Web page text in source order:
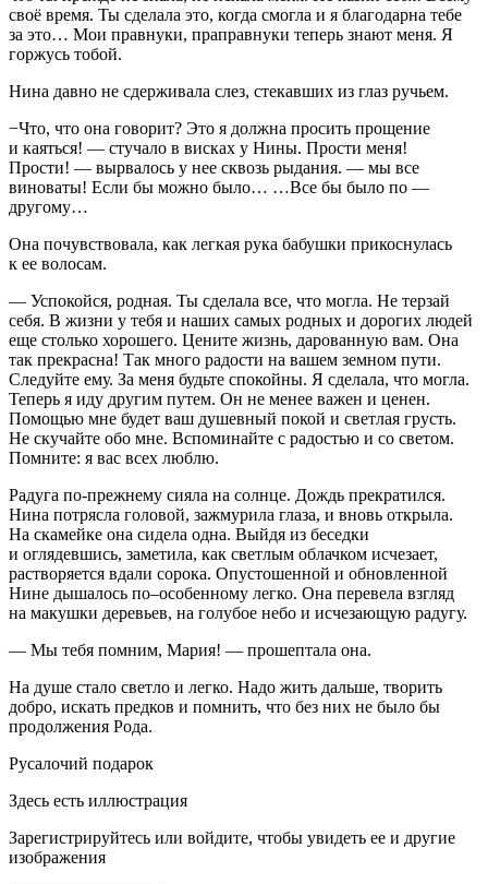
своё время. Ты сделала это, когда смогла и я благодарна тебе
за это… Мои правнуки, праправнуки теперь знают меня. Я
горжусь тобой.
Нина давно не сдерживала слез, стекавших из глаз ручьем.
−Что, что она говорит? Это я должна просить прощение
и каяться! — стучало в висках у Нины. Прости меня!
Прости! — вырвалось у нее сквозь рыдания. — мы все
виноваты! Если бы можно было… …Все бы было по —
другому…
Она почувствовала, как легкая рука бабушки прикоснулась
к ее волосам.
— Успокойся, родная. Ты сделала все, что могла. Не терзай
себя. В жизни у тебя и наших самых родных и дорогих людей
еще столько хорошего. Цените жизнь, дарованную вам. Она
так прекрасна! Так много радости на вашем земном пути.
Следуйте ему. За меня будьте спокойны. Я сделала, что могла.
Теперь я иду другим путем. Он не менее важен и ценен.
Помощью мне будет ваш душевный покой и светлая грусть.
Не скучайте обо мне. Вспоминайте с радостью и со светом.
Помните: я вас всех люблю.
Радуга по-прежнему сияла на солнце. Дождь прекратился.
Нина потрясла головой, зажмурила глаза, и вновь открыла.
На скамейке она сидела одна. Выйдя из беседки
и оглядевшись, заметила, как светлым облачком исчезает,
растворяется вдали сорока. Опустошенной и обновленной
Нине дышалось по–особенному легко. Она перевела взгляд
на макушки деревьев, на голубое небо и исчезающую радугу.
— Мы тебя помним, Мария! — прошептала она.
На душе стало светло и легко. Надо жить дальше, творить
добро, искать предков и помнить, что без них не было бы
продолжения Рода.
Русалочий подарок
Здесь есть иллюстрация
Зарегистрируйтесь или войдите, чтобы увидеть ее и другие
изображения